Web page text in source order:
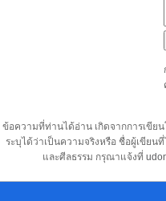
ข้อความที่ท่านได้อ่าน เกิดจากการเขีย
ระบุได้ว่าเป็นความจริงหรือ ชื่อผู้เขีย
และศีลธรรม กรุณาแจ้งที่